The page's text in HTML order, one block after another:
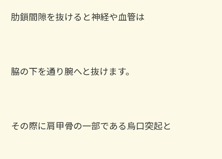
肋鎖間隙を抜けると神経や血管は
脇の下を通り腕へと抜けます。
その際に肩甲骨の一部である烏口突起と